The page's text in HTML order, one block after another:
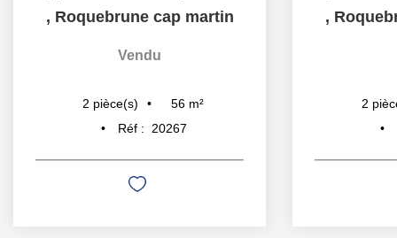
, Roquebrune cap martin
Vendu
2 pièce(s) 56 m²
Réf :
20267
,
2